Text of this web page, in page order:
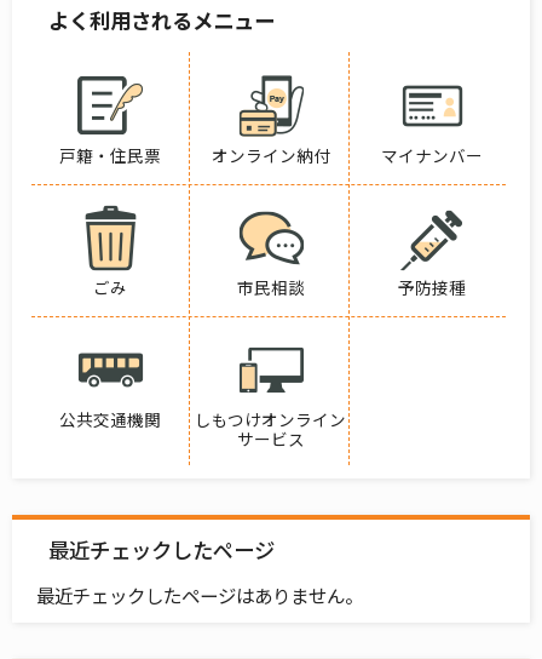
よく利用されるメニュー
戸籍・住民票 オンライン納付 マイナンバー
ごみ 市民相談 予防接種
公共交通機関
しもつけオンライン
サービス
最近チェックしたページ
最近チェックしたページはありません。